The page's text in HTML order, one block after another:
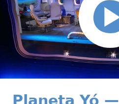
Planeta Yó —